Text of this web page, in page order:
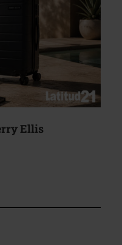
Ellis